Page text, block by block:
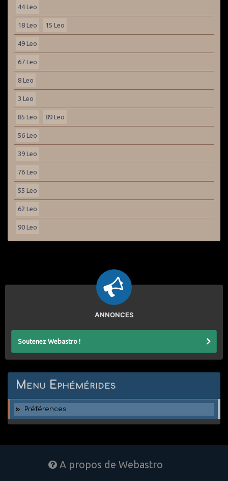
44 Leo
18 Leo 15 Leo
49 Leo
67 Leo
8 Leo
3 Leo
85 Leo 89 Leo
56 Leo
39 Leo
76 Leo
55 Leo
62 Leo
90 Leo
ANNONCES
Soutenez Webastro !
Menu Ephémérides
Préférences
A propos de Webastro